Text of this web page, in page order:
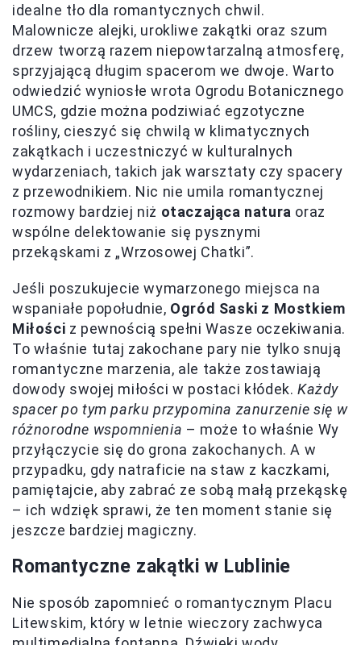
idealne tło dla romantycznych chwil.
Malownicze alejki, urokliwe zakątki oraz szum
drzew tworzą razem niepowtarzalną atmosferę,
sprzyjającą długim spacerom we dwoje. Warto
odwiedzić wyniosłe wrota Ogrodu Botanicznego
UMCS, gdzie można podziwiać egzotyczne
rośliny, cieszyć się chwilą w klimatycznych
zakątkach i uczestniczyć w kulturalnych
wydarzeniach, takich jak warsztaty czy spacery
z przewodnikiem. Nic nie umila romantycznej
rozmowy bardziej niż otaczająca natura oraz
wspólne delektowanie się pysznymi
przekąskami z „Wrzosowej Chatki”.
Jeśli poszukujecie wymarzonego miejsca na
wspaniałe popołudnie, Ogród Saski z Mostkiem
Miłości z pewnością spełni Wasze oczekiwania.
To właśnie tutaj zakochane pary nie tylko snują
romantyczne marzenia, ale także zostawiają
dowody swojej miłości w postaci kłódek.Każdy
spacer po tym parku przypomina zanurzenie się w
różnorodne wspomnienia – może to właśnie Wy
przyłączycie się do grona zakochanych. A w
przypadku, gdy natraficie na staw z kaczkami,
pamiętajcie, aby zabrać ze sobą małą przekąskę
– ich wdzięk sprawi, że ten moment stanie się
jeszcze bardziej magiczny.
Romantyczne zakątki w Lublinie
Nie sposób zapomnieć o romantycznym Placu
Litewskim, który w letnie wieczory zachwyca